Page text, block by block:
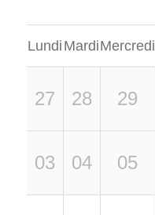
Lundi MardiMercredi
27 28 29
03 04 05